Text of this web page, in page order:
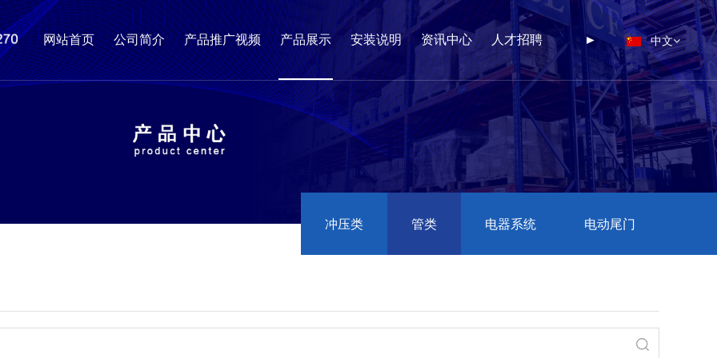
中文
网站首页 公司简介 产品推广视频 产品展示 安装说明 资讯中心 人才招聘 ►
冲压类 管类 电器系统 电动尾门